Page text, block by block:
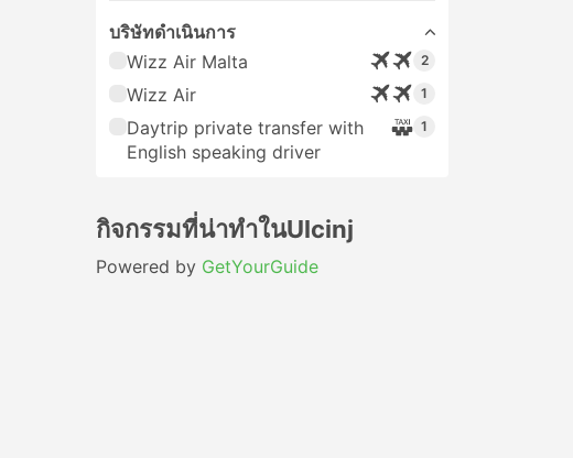
บริษัทดำเนินการ
Wizz Air Malta
2
Wizz Air 1
Daytrip private transfer with
English speaking driver
1
กิจกรรมที่น่าทำในUlcinj
Powered by GetYourGuide